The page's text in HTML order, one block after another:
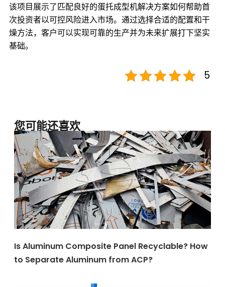
该项目展示了匹配良好的蛋托成型机解决方案如何帮助首
次投资者以可控风险进入市场。通过选择合适的配置和干
燥方法，客户可以实现可靠的生产并为未来扩展打下坚实
基础。
5
您可能还喜欢
Is Aluminum Composite Panel Recyclable? How
to Separate Aluminum from ACP?